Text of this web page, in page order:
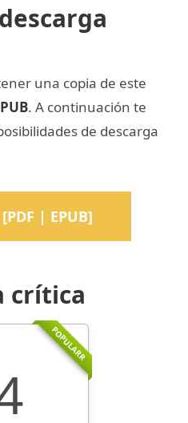
una copia de este
. A continuación te
de descarga
| EPUB]
crítica
POPULARR